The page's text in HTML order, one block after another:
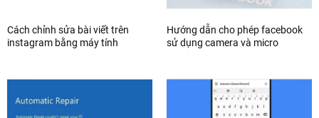
Cách chỉnh sửa bài viết trên
instagram bằng máy tính
Hướng dẫn cho phép facebook
sử dụng camera và micro